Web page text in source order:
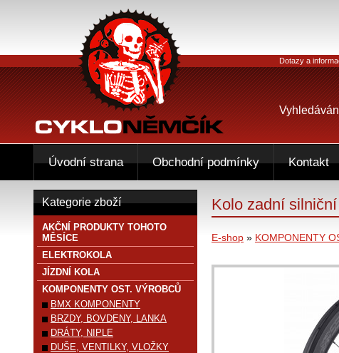
Kolo zadní
E-shop » KOMPONENTY
Kategorie zboží
AKČNÍ PRODUKTY TOHOTO
MĚSÍCE
ELEKTROKOLA
JÍZDNÍ KOLA
KOMPONENTY OST. VÝROBCŮ
BMX KOMPONENTY
BRZDY, BOVDENY, LANKA
DRÁTY, NIPLE
DUŠE, VENTILKY, VLOŽKY
Dotazy a
Úvodní strana Obchodní podmínky Kontakt